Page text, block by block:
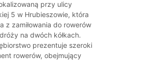
przy ulicy
5 w Hrubieszowie, która
z zamiłowania do rowerów
na dwóch kółkach.
prezentuje szeroki
rowerów, obejmujący